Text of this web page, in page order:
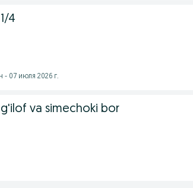
4
- 07 июля 2026 г.
g'ilof va simechoki bor